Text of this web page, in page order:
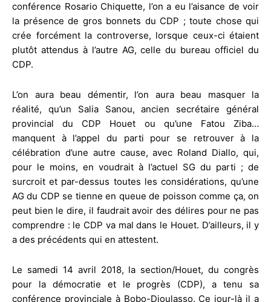
conférence Rosario Chiquette, l’on a eu l’aisance de voir
la présence de gros bonnets du CDP ; toute chose qui
crée forcément la controverse, lorsque ceux-ci étaient
plutôt attendus à l’autre AG, celle du bureau officiel du
CDP.
L’on aura beau démentir, l’on aura beau masquer la
réalité, qu’un Salia Sanou, ancien secrétaire général
provincial du CDP Houet ou qu’une Fatou Ziba…
manquent à l’appel du parti pour se retrouver à la
célébration d’une autre cause, avec Roland Diallo, qui,
pour le moins, en voudrait à l’actuel SG du parti ; de
surcroit et par-dessus toutes les considérations, qu’une
AG du CDP se tienne en queue de poisson comme ça, on
peut bien le dire, il faudrait avoir des délires pour ne pas
comprendre : le CDP va mal dans le Houet. D’ailleurs, il y
a des précédents qui en attestent.
Le samedi 14 avril 2018, la section/Houet, du congrès
pour la démocratie et le progrès (CDP), a tenu sa
conférence provinciale à Bobo-Dioulasso. Ce jour-là il a